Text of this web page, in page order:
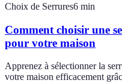
Choix de Serrures6 min
Comment choisir une
pour votre maison
Apprenez à sélectionner la
votre maison efficacement